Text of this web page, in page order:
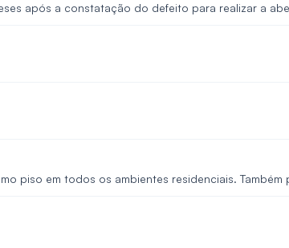
após a constatação do defeito para realizar a
piso em todos os ambientes residenciais. Também